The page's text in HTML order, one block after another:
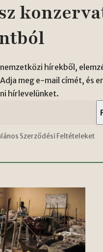
hírekből,
meg e-mail címét, és
hírlevelünket.
Szerződési Feltételeket